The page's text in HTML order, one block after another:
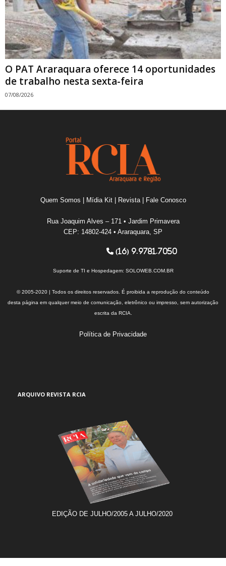
O PAT Araraquara oferece 14 oportunidades
de trabalho nesta sexta-feira
07/08/2026
Quem Somos Mídia Kit| Revista| Fale Conosco
Rua Joaquim Alves – 171 • Jardim Primavera
CEP: 14802-424 • Araraquara, SP
(16) 9.9781.7050
Suporte de TI e Hospedagem: SOLOWEB.COM.BR
© 2005-2020 | Todos os direitos reservados. É proibida a reprodução do conteúdo
desta página em qualquer meio de comunicação, eletrônico ou impresso, sem autorização
escrita da RCIA.
Política de Privacidade
ARQUIVO REVISTA RCIA
EDIÇÃO DE JULHO/2005 A JULHO/2020